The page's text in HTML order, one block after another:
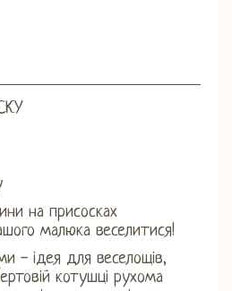
на присосках
малюка веселитися!
- ідея для веселощів,
котушці рухома